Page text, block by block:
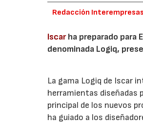
Redacción Interempresas
Iscarha preparado para
denominada Logiq,
La gama Logiq de Iscar
herramientas diseñadas
principal de los nuevos
ha guiado a los